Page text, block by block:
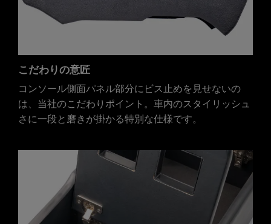
こだわりの意匠
コンソール側面パネル部分にビス止めを見せないの
は、当社のこだわりポイント。車内のスタイリッシュ
さに一段と磨きが掛かる特別な仕様です。